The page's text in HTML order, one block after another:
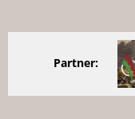
Partner: